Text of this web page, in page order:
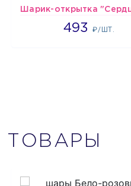
493₽/ШТ.
493
ТОВАРЫ